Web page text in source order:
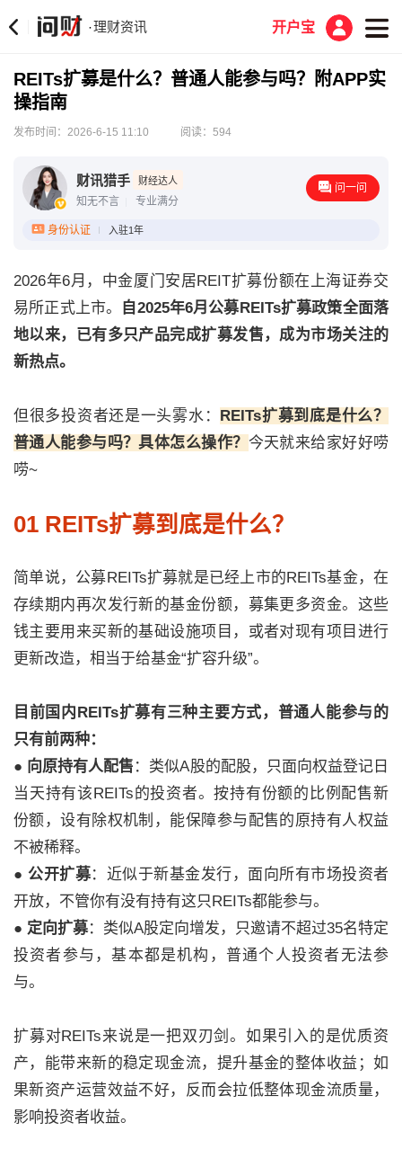
·理财资讯 开户宝
REITs扩募是什么？普通人能参与吗？附APP实
操指南
发布时间：2026-6-15 11:10 阅读：594
‌财讯猎手 财经达人
知无不言 专业满分
问一问
身份认证 入驻1年
2026年6月，中金厦门安居REIT扩募份额在上海证券交
易所正式上市。
自2025年6月公募REITs扩募政策全面落
地以来，已有多只产品完成扩募发售，成为市场关注的
新热点。
但很多投资者还是一头雾水： REITs扩募到底是什么？
普通人能参与吗？具体怎么操作？ 今天就来给家好好唠
唠~
01 REITs扩募到底是什么？
简单说，公募REITs扩募就是已经上市的REITs基金，在
存续期内再次发行新的基金份额，募集更多资金。这些
钱主要用来买新的基础设施项目，或者对现有项目进行
更新改造，相当于给基金“扩容升级”。
目前国内REITs扩募有三种主要方式，普通人能参与的
只有前两种：
● 向原持有人配售 ：类似A股的配股，只面向权益登记日
当天持有该REITs的投资者。按持有份额的比例配售新
份额，设有除权机制，能保障参与配售的原持有人权益
不被稀释。
● 公开扩募：近似于新基金发行，面向所有市场投资者
开放，不管你有没有持有这只REITs都能参与。
● 定向扩募：类似A股定向增发，只邀请不超过35名特定
投资者参与，基本都是机构，普通个人投资者无法参
与。
扩募对REITs来说是一把双刃剑。如果引入的是优质资
产，能带来新的稳定现金流，提升基金的整体收益；如
果新资产运营效益不好，反而会拉低整体现金流质量，
影响投资者收益。